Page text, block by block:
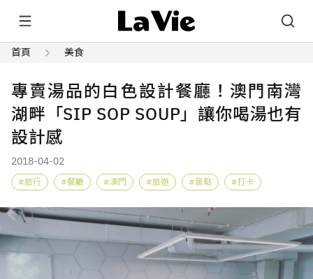
首頁 美食
專賣湯品的白色設計餐廳！澳門南灣
湖畔「SIP SOP SOUP」讓你喝湯也有
設計感
2018-04-02
旅行 餐廳 澳門 旅遊 景點 打卡